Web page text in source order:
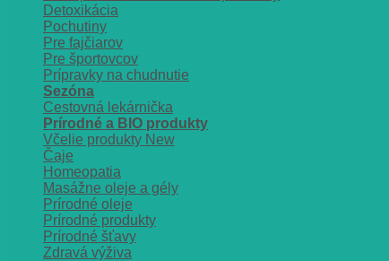
Detoxikácia
Pochutiny
Pre fajčiarov
Pre športovcov
Prípravky na chudnutie
Sezóna
Cestovná lekárnička
Prírodné a BIO produkty
Včelie produkty
Čaje
Homeopatia
Masážne oleje a gély
Prírodné oleje
Prírodné produkty
Prírodné šťavy
Zdravá výživa